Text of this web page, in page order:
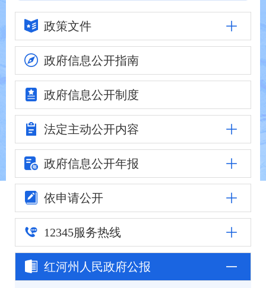
政策文件
政府信息公开指南
政府信息公开制度
法定主动公开内容
政府信息公开年报
依申请公开
12345服务热线
红河州人民政府公报